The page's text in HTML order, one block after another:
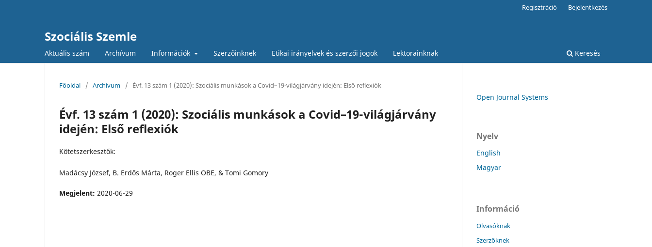
Szociális Szemle
Aktuális szám Archívum Információk Szerzőinknek Etikai irányelvek és szerzői jogok Lektorainknak Keresés
Regisztráció Bejelentkezés
Főoldal / Archívum / Évf. 13 szám 1 (2020): Szociális munkások a Covid–19-világjárvány idején: Első reflexiók
Évf. 13 szám 1 (2020): Szociális munkások a Covid–19-világjárvány
idején: Első reflexiók
Kötetszerkesztők:
Madácsy József, B. Erdős Márta, Roger Ellis OBE, & Tomi Gomory
Megjelent: 2020-06-29
Open Journal Systems
Nyelv
English
Magyar
Információ
Olvasóknak
Szerzőknek